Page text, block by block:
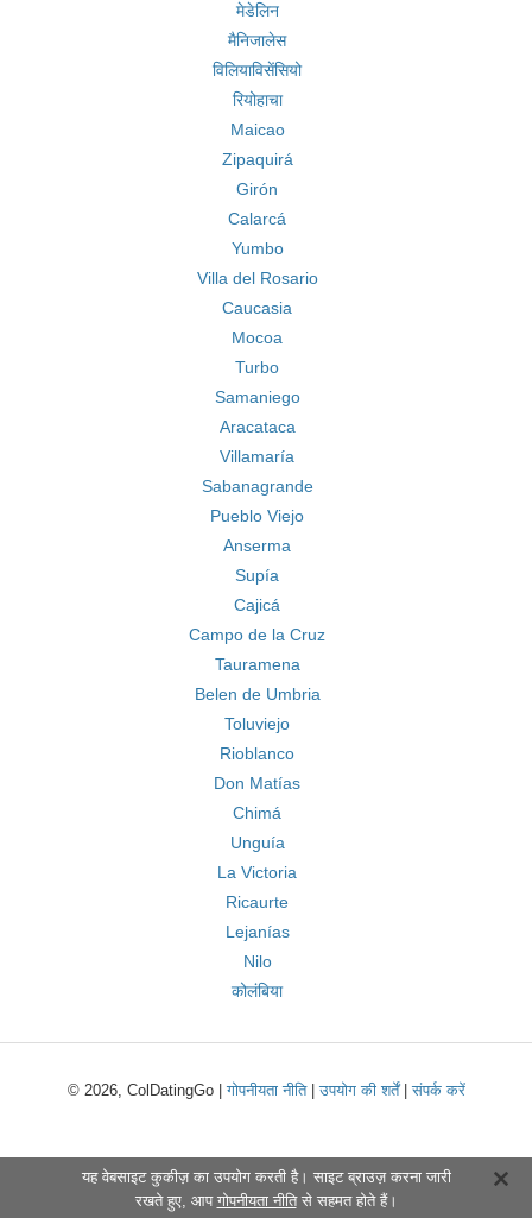
मेडेलिन
मैनिजालेस
विलियाविसेंसियो
रियोहाचा
Maicao
Zipaquirá
Girón
Calarcá
Yumbo
Villa del Rosario
Caucasia
Mocoa
Turbo
Samaniego
Aracataca
Villamaría
Sabanagrande
Pueblo Viejo
Anserma
Supía
Cajicá
Campo de la Cruz
Tauramena
Belen de Umbria
Toluviejo
Rioblanco
Don Matías
Chimá
Unguía
La Victoria
Ricaurte
Lejanías
Nilo
कोलंबिया
© 2026, ColDatingGo |गोपनीयता नीति|उपयोग की शर्तें|संपर्क करें
यह वेबसाइट कुकीज़ का उपयोग करती है। साइट ब्राउज़ करना जारी
रखते हुए, आप गोपनीयता नीतिसे सहमत होते हैं।